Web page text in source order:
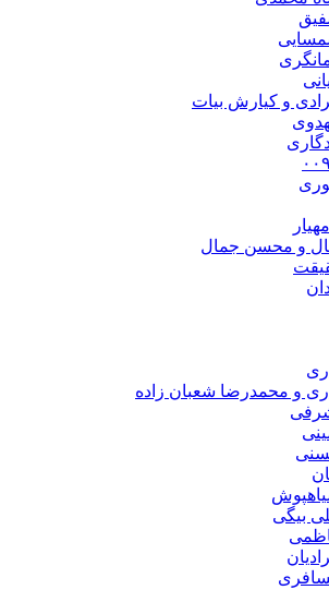
و کیارش بیات
و محسن جمال
و محمدرضا شعبان زاده
بیگی